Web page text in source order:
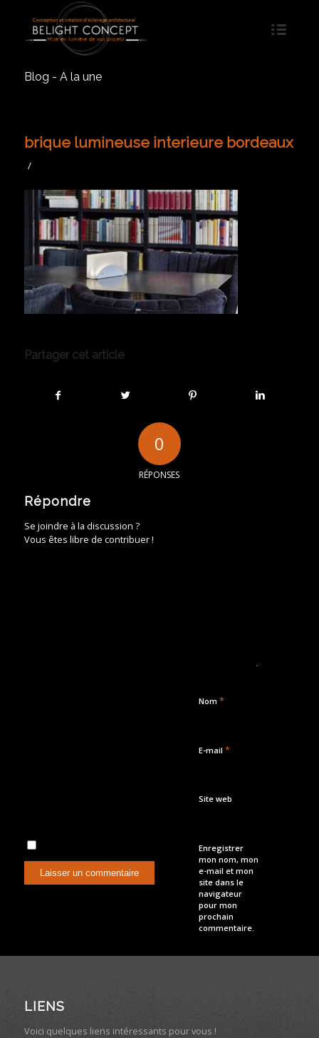
Blog - A la une
brique lumineuse interieure bordeaux
/
Partager cet article
0
RÉPONSES
Répondre
Se joindre à la discussion ?
Vous êtes libre de contribuer !
Nom *
E-mail *
Site web
Enregistrer
mon nom, mon
e-mail et mon
site dans le
navigateur
pour mon
prochain
commentaire.
LIENS
Voici quelques liens intéressants pour vous !